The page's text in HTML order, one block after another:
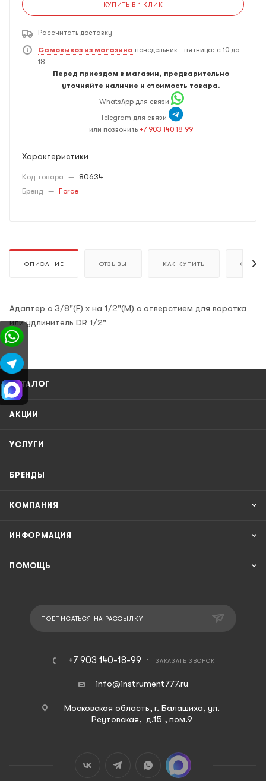
КУПИТЬ В 1 КЛИК
Рассчитать доставку
Самовывоз из магазина понедельник - пятница: с 10 до
18
Перед приездом в магазин, предварительно
уточняйте наличие и стоимость товара.
WhatsApp для связи
Telegram для связи
или позвонить +7 903 140 18 99
Характеристики
Код товара — 80634
Бренд — Force
ОПИСАНИЕ ОТЗЫВЫ КАК КУПИТЬ ОПЛАТА
Адаптер с 3/8"(F) x на 1/2"(M) с отверстием для воротка
или удлинитель DR 1/2"
КАТАЛОГ
АКЦИИ
УСЛУГИ
БРЕНДЫ
КОМПАНИЯ
ИНФОРМАЦИЯ
ПОМОЩЬ
ПОДПИСАТЬСЯ НА РАССЫЛКУ
+7 903 140-18-99 ЗАКАЗАТЬ ЗВОНОК
info@instrument777.ru
Московская область, г. Балашиха, ул.
Реутовская, д.15 , пом.9